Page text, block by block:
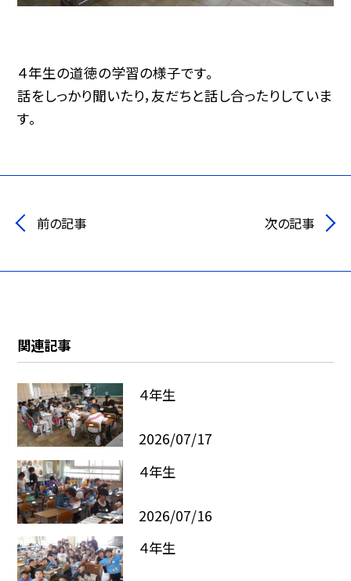
４年生の道徳の学習の様子です。
話をしっかり聞いたり，友だちと話し合ったりしていま
す。
前の記事 次の記事
関連記事
４年生
2026/07/17
４年生
2026/07/16
４年生